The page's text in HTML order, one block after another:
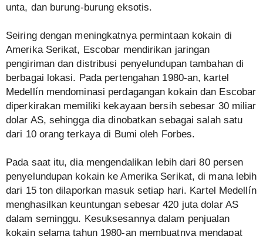
unta, dan burung-burung eksotis.
Seiring dengan meningkatnya permintaan kokain di
Amerika Serikat, Escobar mendirikan jaringan
pengiriman dan distribusi penyelundupan tambahan di
berbagai lokasi. Pada pertengahan 1980-an, kartel
Medellín mendominasi perdagangan kokain dan Escobar
diperkirakan memiliki kekayaan bersih sebesar 30 miliar
dolar AS, sehingga dia dinobatkan sebagai salah satu
dari 10 orang terkaya di Bumi oleh Forbes.
Pada saat itu, dia mengendalikan lebih dari 80 persen
penyelundupan kokain ke Amerika Serikat, di mana lebih
dari 15 ton dilaporkan masuk setiap hari. Kartel Medellín
menghasilkan keuntungan sebesar 420 juta dolar AS
dalam seminggu. Kesuksesannya dalam penjualan
kokain selama tahun 1980-an membuatnya mendapat